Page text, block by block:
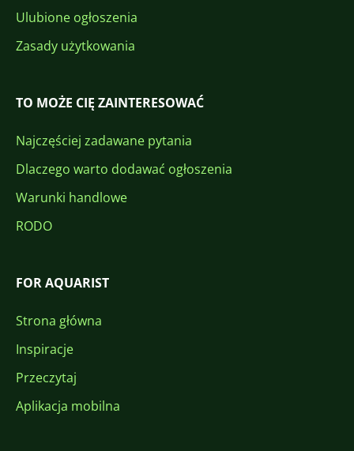
Ulubione ogłoszenia
Zasady użytkowania
TO MOŻE CIĘ ZAINTERESOWAĆ
Najczęściej zadawane pytania
Dlaczego warto dodawać ogłoszenia
Warunki handlowe
RODO
FOR AQUARIST
Strona główna
Inspiracje
Przeczytaj
Aplikacja mobilna